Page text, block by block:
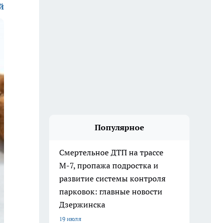
Популярное
Смертельное ДТП на трассе
М-7, пропажа подростка и
развитие системы контроля
парковок: главные новости
Дзержинска
19 июля